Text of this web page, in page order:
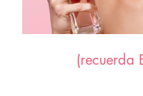
(recuerda